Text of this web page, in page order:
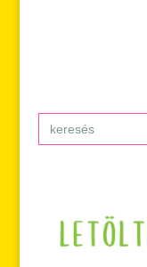
Search
for: